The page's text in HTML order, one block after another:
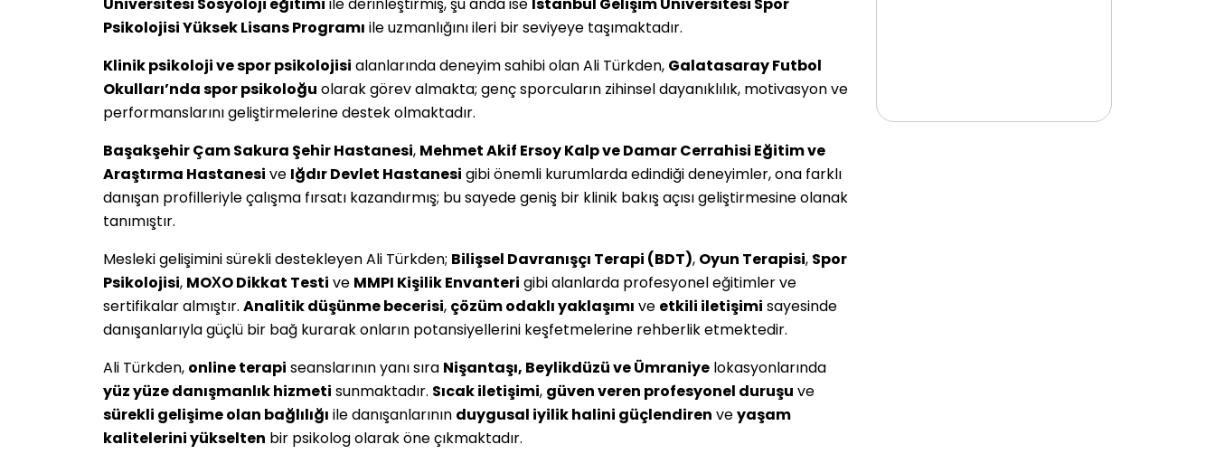
Üniversitesi Sosyoloji eğitimi ile derinleştirmiş, şu anda ise İstanbul Gelişim Üniversitesi Spor
Psikolojisi Yüksek Lisans Programı ile uzmanlığını ileri bir seviyeye taşımaktadır.
Klinik psikoloji ve spor psikolojisi alanlarında deneyim sahibi olan Ali Türkden, Galatasaray Futbol
Okulları’nda spor psikoloğu olarak görev almakta; genç sporcuların zihinsel dayanıklılık, motivasyon ve
performanslarını geliştirmelerine destek olmaktadır.
Başakşehir Çam Sakura Şehir Hastanesi, Mehmet Akif Ersoy Kalp ve Damar Cerrahisi Eğitim ve
Araştırma Hastanesi ve Iğdır Devlet Hastanesi gibi önemli kurumlarda edindiği deneyimler, ona farklı
danışan profilleriyle çalışma fırsatı kazandırmış; bu sayede geniş bir klinik bakış açısı geliştirmesine olanak
tanımıştır.
Mesleki gelişimini sürekli destekleyen Ali Türkden; Bilişsel Davranışçı Terapi (BDT), Oyun Terapisi, Spor
Psikolojisi, MOXO Dikkat Testi ve MMPI Kişilik Envanteri gibi alanlarda profesyonel eğitimler ve
sertifikalar almıştır. Analitik düşünme becerisi, çözüm odaklı yaklaşımı ve etkili iletişimi sayesinde
danışanlarıyla güçlü bir bağ kurarak onların potansiyellerini keşfetmelerine rehberlik etmektedir.
Ali Türkden, online terapi seanslarının yanı sıra Nişantaşı, Beylikdüzü ve Ümraniye lokasyonlarında
yüz yüze danışmanlık hizmeti sunmaktadır. Sıcak iletişimi, güven veren profesyonel duruşu ve
sürekli gelişime olan bağlılığı ile danışanlarının duygusal iyilik halini güçlendiren ve yaşam
kalitelerini yükselten bir psikolog olarak öne çıkmaktadır.